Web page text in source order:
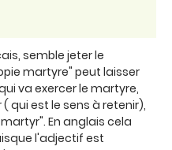
semble jeter le
martyre" peut laisser
va exercer le martyre,
qui est le sens à retenir),
En anglais cela
l'adjectif est